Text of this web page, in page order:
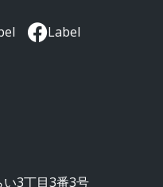
Label
3丁目3番3号